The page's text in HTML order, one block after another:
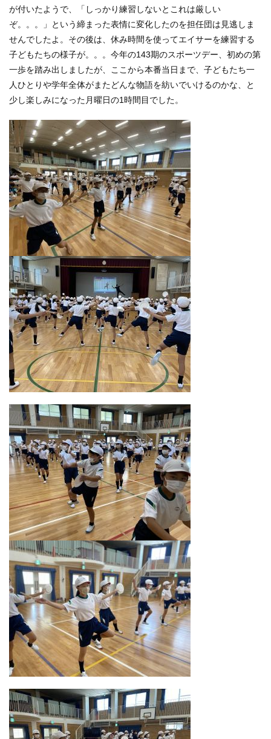
が付いたようで、「しっかり練習しないとこれは厳しい
ぞ。。。」という締まった表情に変化したのを担任団は見逃しま
せんでしたよ。その後は、休み時間を使ってエイサーを練習する
子どもたちの様子が。。。今年の143期のスポーツデー、初めの第
一歩を踏み出しましたが、ここから本番当日まで、子どもたち一
人ひとりや学年全体がまたどんな物語を紡いでいけるのかな、と
少し楽しみになった月曜日の1時間目でした。